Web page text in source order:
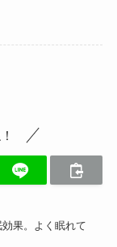
果。よく眠れて